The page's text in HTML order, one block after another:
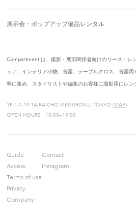
展示会・ポップアップ備品レンタル
Compartment.は、撮影・展示関係者向けのリース・レ
ェア、インテリア小物、食器、テーブルクロス、食器
寧に集め、スタイリストや編集のお客様に撮影用にレン
1F 1-1-19 TAIRA-CHO MEGUROKU, TOKYO (MAP)
OPEN HOURS : 10:00—19:00
Guide
Access
Terms of use
Privacy
Company
Contact
Instagram